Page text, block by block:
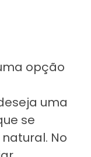
opção
uma
se
No